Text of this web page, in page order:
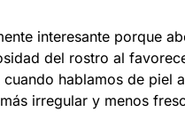
interesante porque
del rostro al
hablamos de piel
irregular y menos